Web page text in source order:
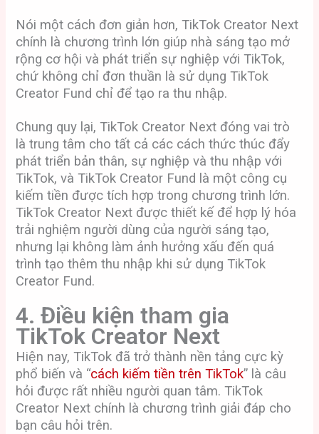
Nói một cách đơn giản hơn, TikTok Creator Next
chính là chương trình lớn giúp nhà sáng tạo mở
rộng cơ hội và phát triển sự nghiệp với TikTok,
chứ không chỉ đơn thuần là sử dụng TikTok
Creator Fund chỉ để tạo ra thu nhập.
Chung quy lại, TikTok Creator Next đóng vai trò
là trung tâm cho tất cả các cách thức thúc đẩy
phát triển bản thân, sự nghiệp và thu nhập với
TikTok, và TikTok Creator Fund là một công cụ
kiếm tiền được tích hợp trong chương trình lớn.
TikTok Creator Next được thiết kế để hợp lý hóa
trải nghiệm người dùng của người sáng tạo,
nhưng lại không làm ảnh hưởng xấu đến quá
trình tạo thêm thu nhập khi sử dụng TikTok
Creator Fund.
4. Điều kiện tham gia
TikTok Creator Next
Hiện nay, TikTok đã trở thành nền tảng cực kỳ
phổ biến và “cách kiếm tiền trên TikTok” là câu
hỏi được rất nhiều người quan tâm. TikTok
Creator Next chính là chương trình giải đáp cho
bạn câu hỏi trên.